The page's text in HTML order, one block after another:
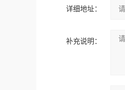
详细地址：
补充说明：